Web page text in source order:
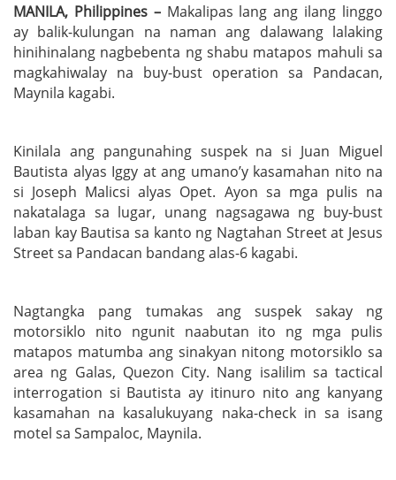
MANILA, Philippines –Makalipas lang ang ilang linggo
ay balik-kulungan na naman ang dalawang lalaking
hinihinalang nagbebenta ng shabu matapos mahuli sa
magkahiwalay na buy-bust operation sa Pandacan,
Maynila kagabi.
Kinilala ang pangunahing suspek na si Juan Miguel
Bautista alyas Iggy at ang umano’y kasamahan nito na
si Joseph Malicsi alyas Opet. Ayon sa mga pulis na
nakatalaga sa lugar, unang nagsagawa ng buy-bust
laban kay Bautisa sa kanto ng Nagtahan Street at Jesus
Street sa Pandacan bandang alas-6 kagabi.
Nagtangka pang tumakas ang suspek sakay ng
motorsiklo nito ngunit naabutan ito ng mga pulis
matapos matumba ang sinakyan nitong motorsiklo sa
area ng Galas, Quezon City. Nang isalilim sa tactical
interrogation si Bautista ay itinuro nito ang kanyang
kasamahan na kasalukuyang naka-check in sa isang
motel sa Sampaloc, Maynila.